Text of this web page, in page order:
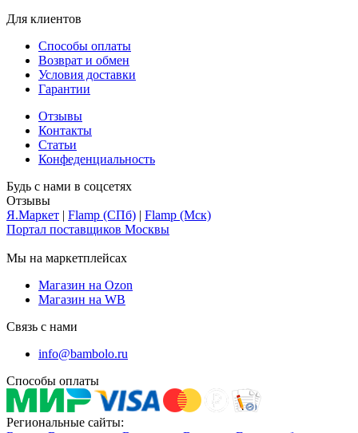
Для клиентов
Способы оплаты
Возврат и обмен
Условия доставки
Гарантии
Отзывы
Контакты
Статьи
Конфеденциальность
Будь с нами в соцсетях
Отзывы
Я.Маркет | Flamp (СПб) | Flamp (Мск)
Портал поставщиков Москвы
Мы на маркетплейсах
Магазин на Ozon
Магазин на WB
Связь с нами
info@bambolo.ru
Способы оплаты
Региональные сайты: